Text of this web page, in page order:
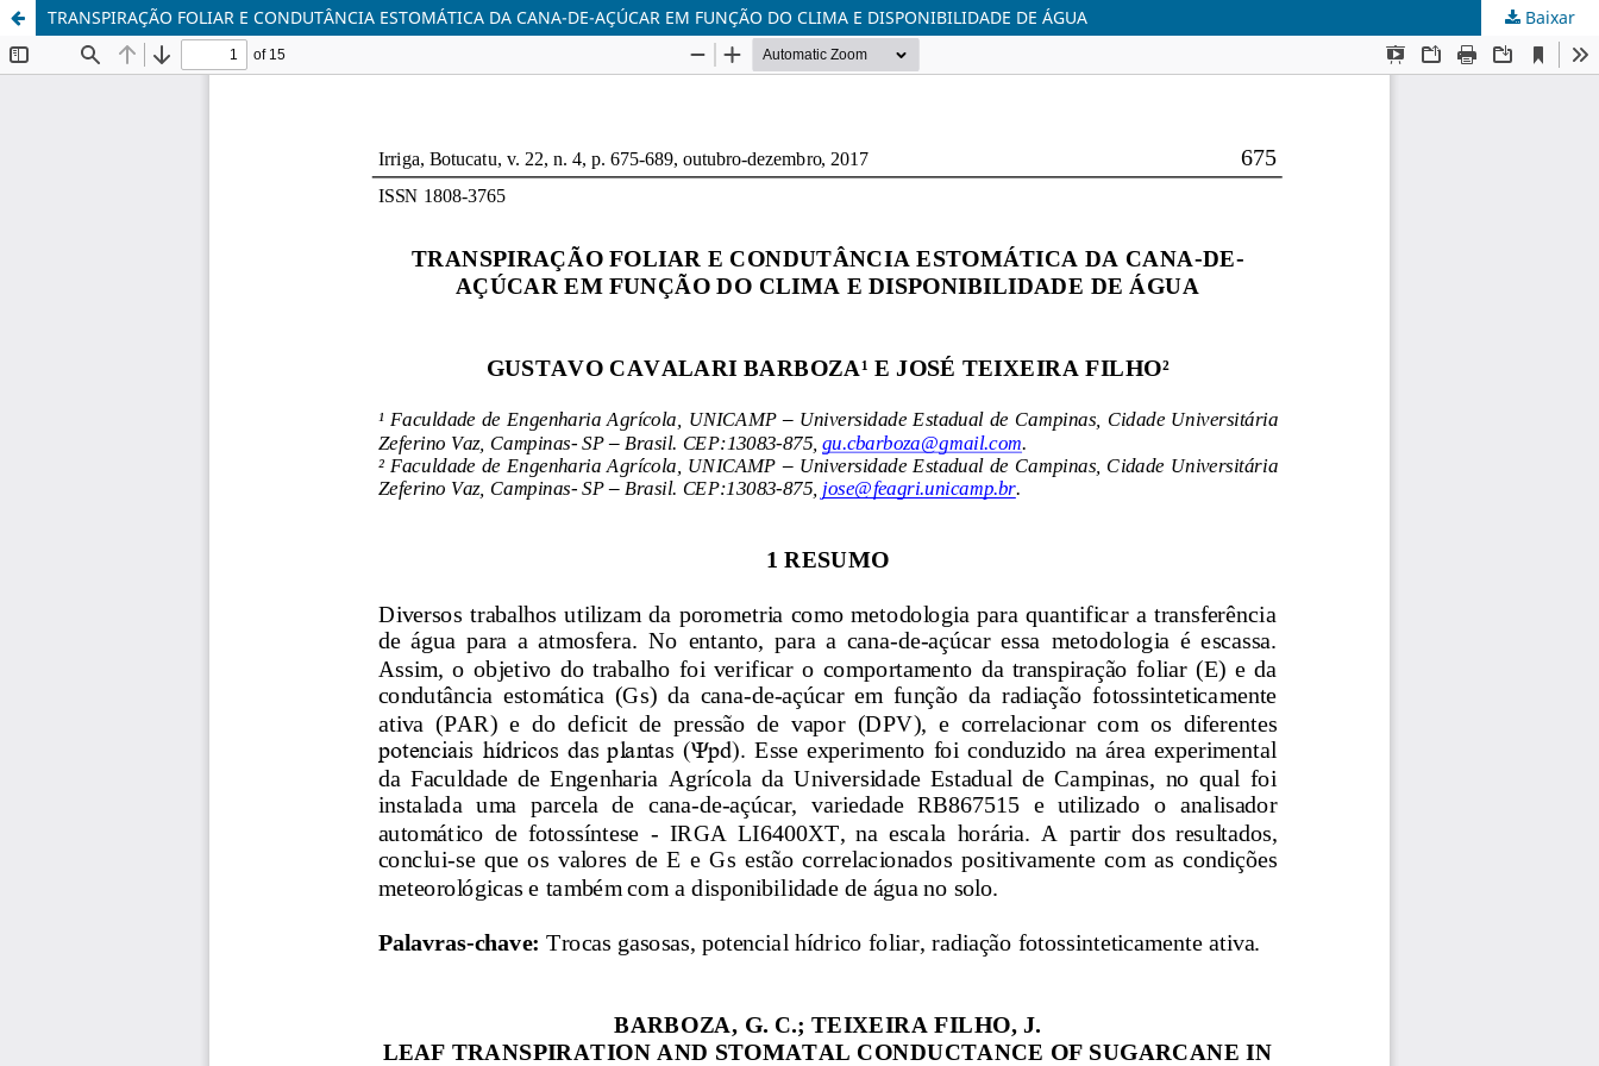
TRANSPIRAÇÃO FOLIAR E CONDUTÂNCIA ESTOMÁTICA DA CANA-DE-AÇÚCAR EM FUNÇÃO DO CLIMA E DISPONIBILIDADE DE ÁGUA Baixar